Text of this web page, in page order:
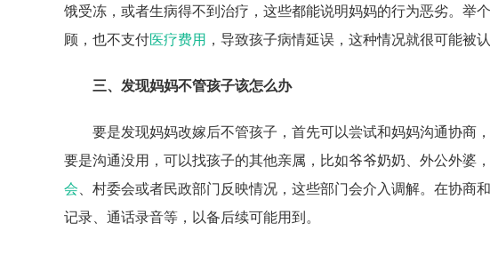
饿受冻，或者生病得不到治疗，这些都能说明妈妈的行为恶劣。举
顾，也不支付医疗费用 ，导致孩子病情延误，这种情况就很可能被
三、发现妈妈不管孩子该怎么办
要是发现妈妈改嫁后不管孩子，首先可以尝试和妈妈沟通协商
要是沟通没用，可以找孩子的其他亲属，比如爷爷奶奶、外公外婆
会 、村委会或者民政部门反映情况，这些部门会介入调解。在协商
记录、通话录音等，以备后续可能用到。